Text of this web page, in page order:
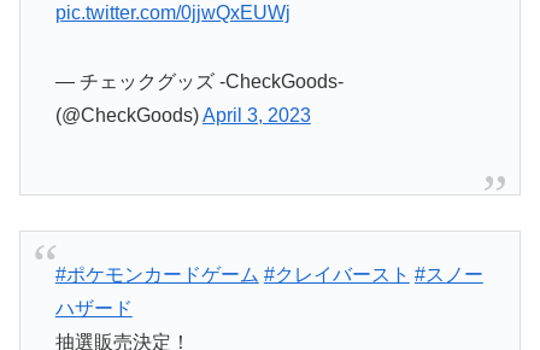
pic.twitter.com/0jjwQxEUWj
— チェックグッズ -CheckGoods-
(@CheckGoods)April 3, 2023
#ポケモンカードゲーム #クレイバースト #スノー
ハザード
抽選販売決定！